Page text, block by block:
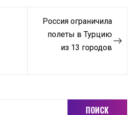
Россия ограничила
полеты в Турцию
из 13 городов